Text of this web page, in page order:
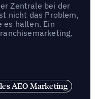
Zentrale bei der
nicht das Problem,
es halten. Ein
AEO Marketing